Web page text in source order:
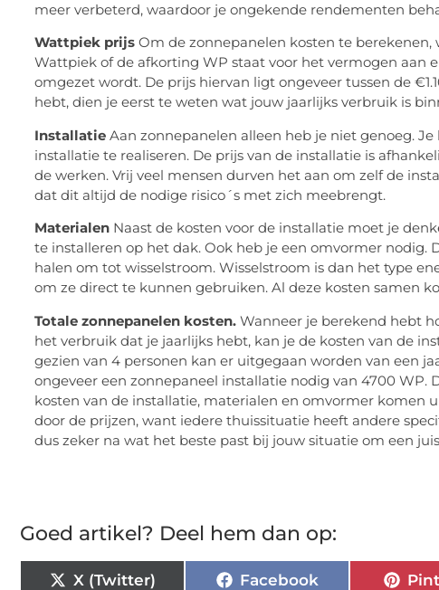
meer verbeterd, waardoor je ongekende rendementen
Wattpiek prijs Om de zonnepanelen kosten te
Wattpiek of de afkorting WP staat voor het vermogen aan
omgezet wordt. De prijs hiervan ligt ongeveer tussen de
hebt, dien je eerst te weten wat jouw jaarlijks verbruik is
Installatie Aan zonnepanelen alleen heb je niet genoeg.
installatie te realiseren. De prijs van de installatie is
de werken. Vrij veel mensen durven het aan om zelf de
dat dit altijd de nodige risico´s met zich meebrengt.
Materialen Naast de kosten voor de installatie moet je
te installeren op het dak. Ook heb je een omvormer
halen om tot wisselstroom. Wisselstroom is dan het type
om ze direct te kunnen gebruiken. Al deze kosten samen
Totale zonnepanelen kosten. Wanneer je berekend hebt
het verbruik dat je jaarlijks hebt, kan je de kosten van de
gezien van 4 personen kan er uitgegaan worden van een
ongeveer een zonnepaneel installatie nodig van 4700
kosten van de installatie, materialen en omvormer komen
door de prijzen, want iedere thuissituatie heeft andere
dus zeker na wat het beste past bij jouw situatie om een
Goed artikel? Deel hem dan op:
X (Twitter) Facebook